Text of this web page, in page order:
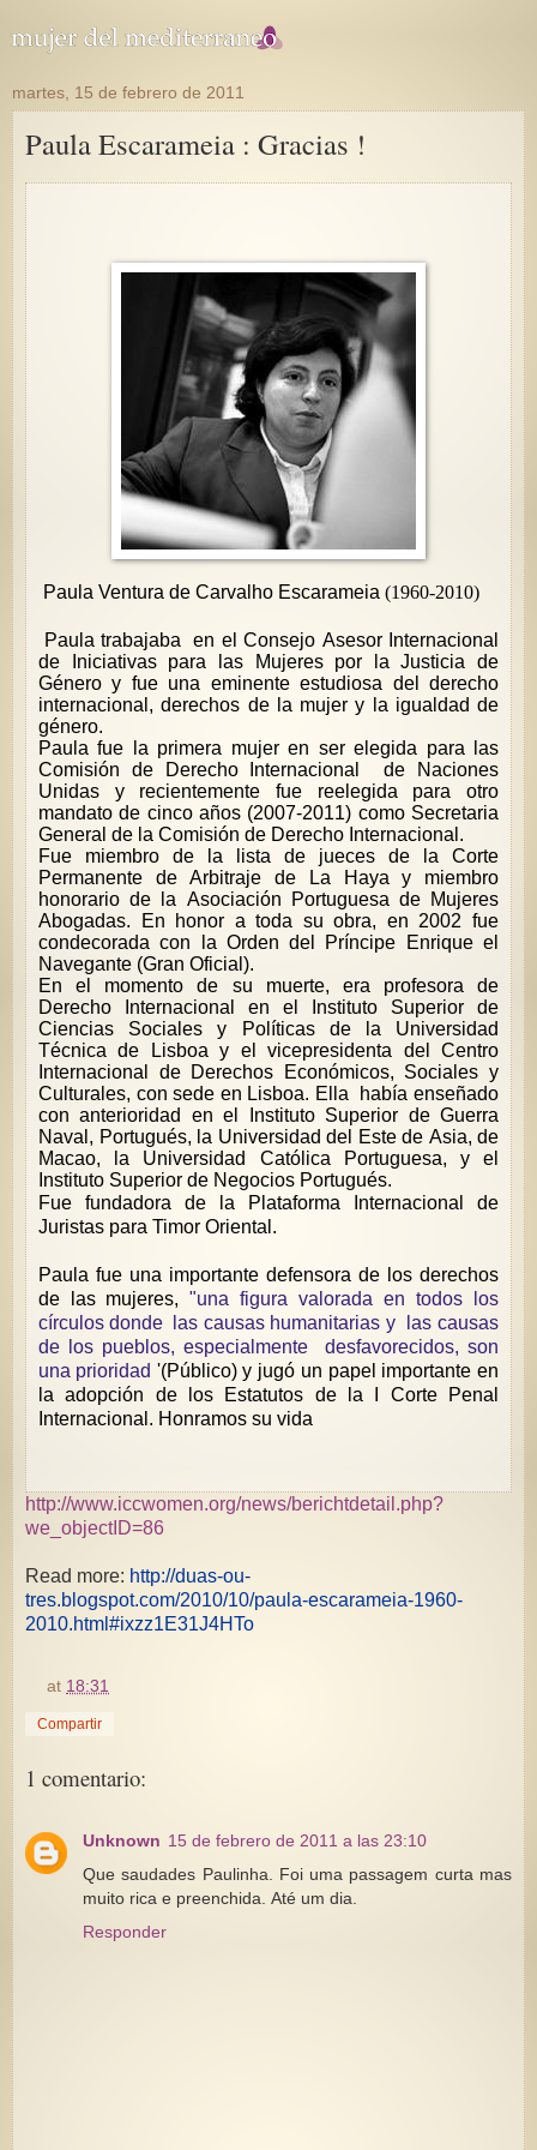
martes, 15 de febrero de 2011
Paula Escarameia : Gracias !
Paula Ventura de Carvalho Escarameia (1960-2010)
Paula trabajaba
en el Consejo Asesor Internacional
de Iniciativas para las Mujeres por la Justicia de
Género y fue una eminente estudiosa del derecho
internacional, derechos de la mujer y la igualdad de
género.
Paula fue la primera mujer en ser elegida para las
Comisión de Derecho Internacional
de Naciones
Unidas y recientemente fue reelegida para otro
mandato de cinco años (2007-2011) como Secretaria
General de la Comisión de Derecho Internacional.
Fue miembro de la lista de jueces de la Corte
Permanente de Arbitraje de La Haya y miembro
honorario de la Asociación Portuguesa de Mujeres
Abogadas. En honor a toda su obra, en 2002 fue
condecorada con la Orden del Príncipe Enrique el
Navegante (Gran Oficial).
En el momento de su muerte, era profesora de
Derecho Internacional en el Instituto Superior de
Ciencias Sociales y Políticas de la Universidad
Técnica de Lisboa y el vicepresidenta del Centro
Internacional de Derechos Económicos, Sociales y
Culturales, con sede en Lisboa. Ella
había enseñado
con anterioridad en el Instituto Superior de Guerra
Naval, Portugués, la Universidad del Este de Asia, de
Macao, la Universidad Católica Portuguesa, y el
Instituto Superior de Negocios Portugués.
Fue fundadora de la Plataforma Internacional de
Juristas para Timor Oriental.
Paula fue una importante defensora de los derechos
de las mujeres, "una figura valorada en todos los
círculos donde
las causas humanitarias y
las causas
de los pueblos, especialmente
desfavorecidos, son
una prioridad '(Público) y jugó un papel importante en
la adopción de los Estatutos de la I Corte Penal
Internacional. Honramos su vida
http://www.iccwomen.org/news/berichtdetail.php?
we_objectID=86
Read more: http://duas-ou-
tres.blogspot.com/2010/10/paula-escarameia-1960-
2010.html#ixzz1E31J4HTo
at 18:31
Compartir
1 comentario:
Unknown 15 de febrero de 2011 a las 23:10
Que saudades Paulinha. Foi uma passagem curta mas
muito rica e preenchida. Até um dia.
Responder